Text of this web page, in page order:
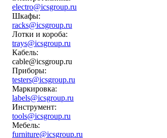
electro@icsgroup.ru
Шкафы:
racks@icsgroup.ru
Лотки и короба:
trays@icsgroup.ru
Кабель:
cable@icsgroup.ru
Приборы:
testers@icsgroup.ru
Маркировка:
labels@icsgroup.ru
Инструмент:
tools@icsgroup.ru
Мебель:
furniture@icsgroup.ru